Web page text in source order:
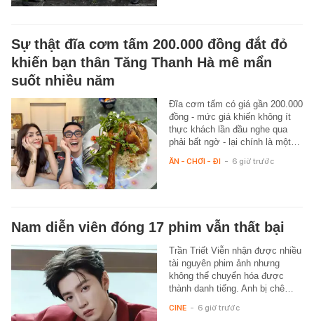
Sự thật đĩa cơm tấm 200.000 đồng đắt đỏ
khiến bạn thân Tăng Thanh Hà mê mẩn
suốt nhiều năm
Đĩa cơm tấm có giá gần 200.000
đồng - mức giá khiến không ít
thực khách lần đầu nghe qua
phải bất ngờ - lại chính là một…
ĂN - CHƠI - ĐI - 6 giờ trước
Nam diễn viên đóng 17 phim vẫn thất bại
Trần Triết Viễn nhận được nhiều
tài nguyên phim ảnh nhưng
không thể chuyển hóa được
thành danh tiếng. Anh bị chê…
CINE - 6 giờ trước